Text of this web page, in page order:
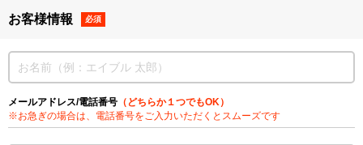
お客様情報 必須
メールアドレス/電話番号 （どちらか１つでもOK）
※お急ぎの場合は、電話番号をご入力いただくとスムーズです